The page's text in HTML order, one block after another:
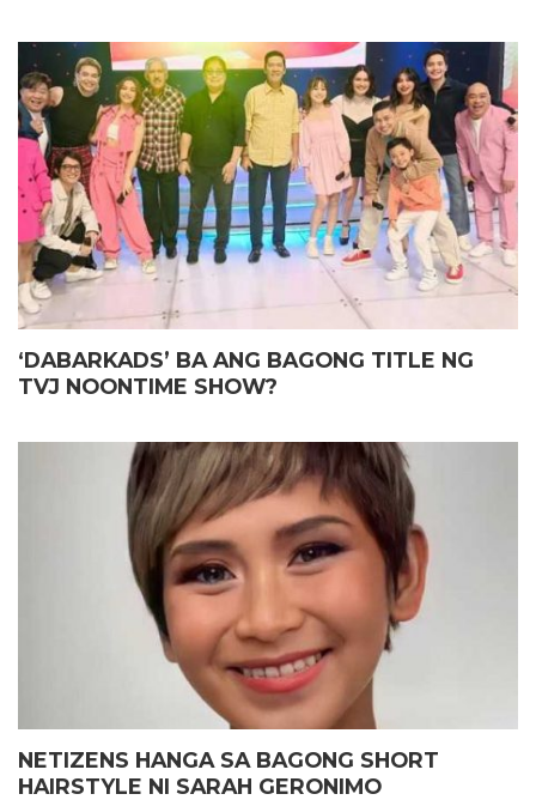
‘DABARKADS’ BA ANG BAGONG TITLE NG
TVJ NOONTIME SHOW?
NETIZENS HANGA SA BAGONG SHORT
HAIRSTYLE NI SARAH GERONIMO